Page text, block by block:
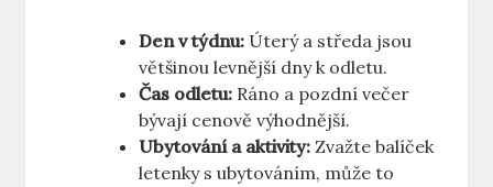
Den v týdnu: Úterý a středa jsou
většinou levnější dny k odletu.
Čas odletu: Ráno a pozdní večer
bývají cenově výhodnější.
Ubytování a aktivity: Zvažte balíček
letenky s ubytováním, může to